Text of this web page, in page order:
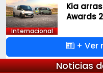
Internacional
Kia
Awards
+ Ver
Noticias